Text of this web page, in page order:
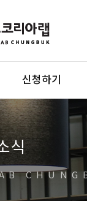
신청하기
식